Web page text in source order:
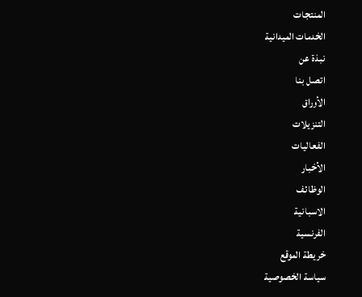
المنتجات
الخدمات الميدانية
نبذة عن
اتصل بنا
الأوراق
التنزيلات
الفعاليات
الأخبار
الوظائف
الاسبانية
الفرنسية
خريطة الموقع
سياسة الخصوصية